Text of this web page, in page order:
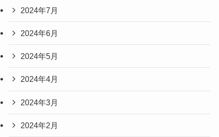
2024年7月
2024年6月
2024年5月
2024年4月
2024年3月
2024年2月